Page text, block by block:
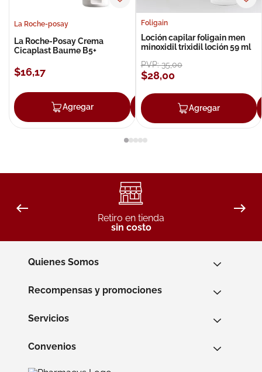
La Roche-posay
La Roche-Posay Crema
Cicaplast Baume B5+
$16,17
Agregar Agregar
Foligain
Loción capilar foligain men
minoxidil trixidil loción 59 ml
PVP:35,00
$28,00
Agregar
Retiro en tienda
sin costo
Quienes Somos
Recompensas y promociones
Servicios
Convenios